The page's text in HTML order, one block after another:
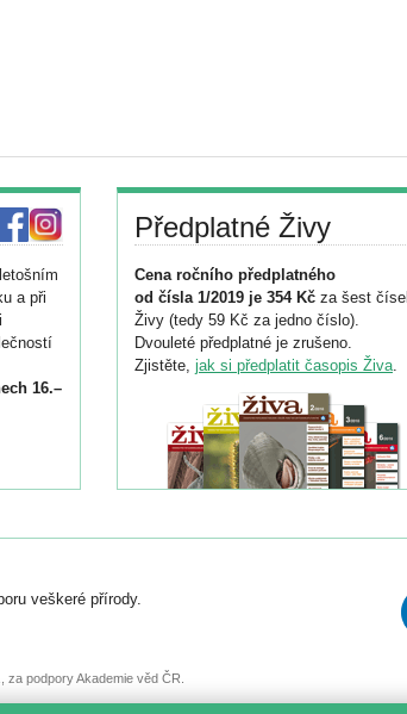
a při
16.–
Předplatné Živy
Cena ročního předplatného
od čísla 1/2019 je 354 Kč za šest čísel
Živy (tedy 59 Kč za jedno číslo).
Dvouleté předplatné je zrušeno.
Zjistěte, jak si předplatit časopis Živa.
veškeré přírody.
za podpory Akademie věd ČR.